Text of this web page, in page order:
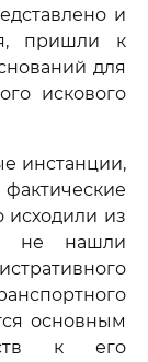
и
пришли к
для
искового
инстанции,
исходили из
не нашли
основным
к его